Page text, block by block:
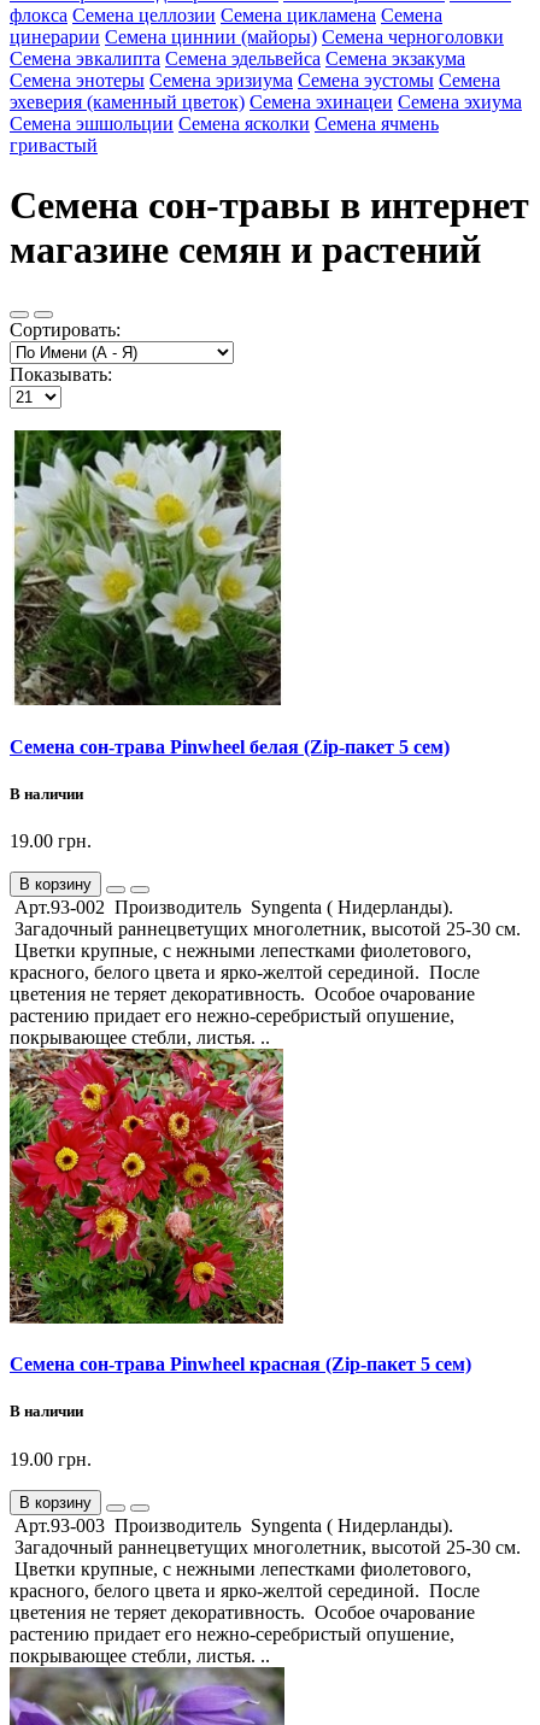
флокса Семена целлозии Семена цикламена Семена
цинерарии Семена циннии (майоры) Семена черноголовки
Семена эвкалипта Семена эдельвейса Семена экзакума
Семена энотеры Семена эризиума Семена эустомы Семена
эхеверия (каменный цветок) Семена эхинацеи Семена эхиума
Семена эшшольции Семена ясколки Семена ячмень
гривастый
Семена сон-травы в интернет
магазине семян и растений
Сортировать:
Показывать:
Семена сон-трава Pinwheel белая (Zip-пакет 5 сем)
В наличии
19.00 грн.
В корзину
Арт.93-002 Производитель Syngenta ( Нидерланды).
Загадочный раннецветущих многолетник, высотой 25-30 см.
Цветки крупные, с нежными лепестками фиолетового,
красного, белого цвета и ярко-желтой серединой. После
цветения не теряет декоративность. Особое очарование
растению придает его нежно-серебристый опушение,
покрывающее стебли, листья. ..
Семена сон-трава Pinwheel красная (Zip-пакет 5 сем)
В наличии
19.00 грн.
В корзину
Арт.93-003 Производитель Syngenta ( Нидерланды).
Загадочный раннецветущих многолетник, высотой 25-30 см.
Цветки крупные, с нежными лепестками фиолетового,
красного, белого цвета и ярко-желтой серединой. После
цветения не теряет декоративность. Особое очарование
растению придает его нежно-серебристый опушение,
покрывающее стебли, листья. ..